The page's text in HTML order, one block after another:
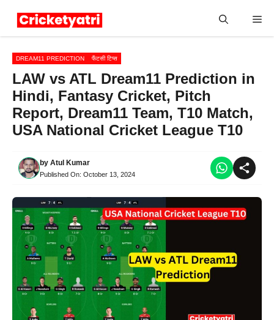
DREAM11 PREDICTION फैंटसी टिप्स
LAW vs ATL Dream11 Prediction in
Hindi, Fantasy Cricket, Pitch
Report, Dream11 Team, T10 Match,
USA National Cricket League T10
by Atul Kumar
Published On: October 13, 2024